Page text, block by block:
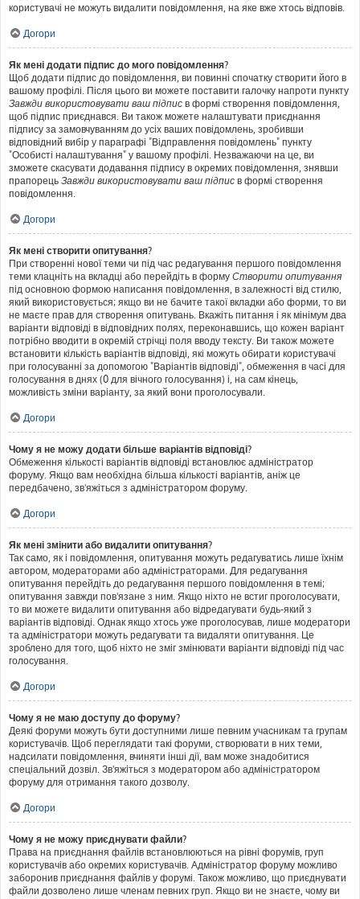
користувачі не можуть видалити повідомлення, на яке вже хтось відповів.
Догори
Як мені додати підпис до мого повідомлення?
Щоб додати підпис до повідомлення, ви повинні спочатку створити його в
вашому профілі. Після цього ви можете поставити галочку напроти пункту
Завжди використовувати ваш підпис в формі створення повідомлення,
щоб підпис приєднався. Ви також можете налаштувати приєднання
підпису за замовчуванням до усіх ваших повідомлень, зробивши
відповідний вибір у параграфі "Відправлення повідомлень" пункту
"Особисті налаштування" у вашому профілі. Незважаючи на це, ви
зможете скасувати додавання підпису в окремих повідомлення, знявши
прапорець Завжди використовувати ваш підпис в формі створення
повідомлення.
Догори
Як мені створити опитування?
При створенні нової теми чи під час редагування першого повідомлення
теми клацніть на вкладці або перейдіть в форму Створити опитування
під основною формою написання повідомлення, в залежності від стилю,
який використовується; якщо ви не бачите такої вкладки або форми, то ви
не маєте прав для створення опитувань. Вкажіть питання і як мінімум два
варіанти відповіді в відповідних полях, переконавшись, що кожен варіант
потрібно вводити в окремій стрічці поля вводу тексту. Ви також можете
встановити кількість варіантів відповіді, які можуть обирати користувачі
при голосуванні за допомогою "Варіантів відповіді", обмеження в часі для
голосування в днях (0 для вічного голосування) і, на сам кінець,
можливість зміни варіанту, за який вони проголосували.
Догори
Чому я не можу додати більше варіантів відповіді?
Обмеження кількості варіантів відповіді встановлює адміністратор
форуму. Якщо вам необхідна більша кількості варіантів, аніж це
передбачено, зв'яжіться з адміністратором форуму.
Догори
Як мені змінити або видалити опитування?
Так само, як і повідомлення, опитування можуть редагуватись лише їхнім
автором, модераторами або адміністраторами. Для редагування
опитування перейдіть до редагування першого повідомлення в темі;
опитування завжди пов'язане з ним. Якщо ніхто не встиг проголосувати,
то ви можете видалити опитування або відредагувати будь-який з
варіантів відповіді. Однак якщо хтось уже проголосував, лише модератори
та адміністратори можуть редагувати та видаляти опитування. Це
зроблено для того, щоб ніхто не зміг змінювати варіанти відповіді під час
голосування.
Догори
Чому я не маю доступу до форуму?
Деякі форуми можуть бути доступними лише певним учасникам та групам
користувачів. Щоб переглядати такі форуми, створювати в них теми,
надсилати повідомлення, вчиняти інші дії, вам може знадобитися
спеціальний дозвіл. Зв'яжіться з модератором або адміністратором
форуму для отримання такого дозволу.
Догори
Чому я не можу приєднувати файли?
Права на приєднання файлів встановлюються на рівні форумів, груп
користувачів або окремих користувачів. Адміністратор форуму можливо
заборонив приєднання файлів у форумі. Також можливо, що приєднувати
файли дозволено лише членам певних груп. Якщо ви не знаєте, чому ви